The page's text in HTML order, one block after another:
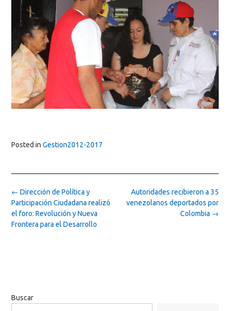
Posted in Gestion2012-2017
Post
navigation
Autoridades recibieron a 35
venezolanos deportados por
Colombia →
← Dirección de Política y
Participación Ciudadana realizó
el foro: Revolución y Nueva
Frontera para el Desarrollo
Buscar